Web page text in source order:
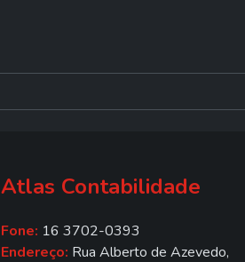
Atlas Contabilidade
Fone: 16 3702-0393
Endereço: Rua Alberto de Azevedo,